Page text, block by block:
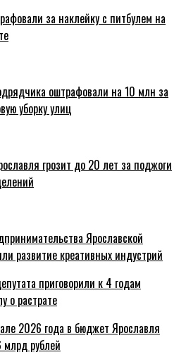
за наклейку с питбулем на
оштрафовали на 10 млн за
уборку улиц
грозит до 20 лет за поджоги
Ярославской
развитие креативных индустрий
приговорили к 4 годам
о растрате
2026 года в бюджет Ярославля
млрд рублей